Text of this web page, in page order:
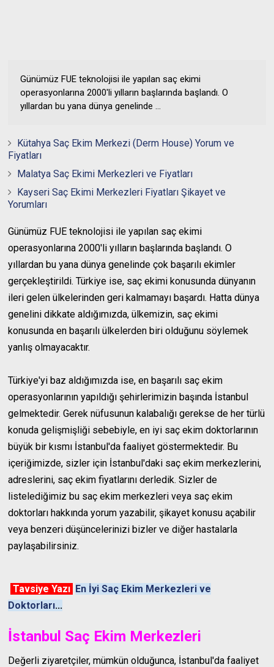
Günümüz FUE teknolojisi ile yapılan saç ekimi
operasyonlarına 2000'li yılların başlarında başlandı. O
yıllardan bu yana dünya genelinde ...
Kütahya Saç Ekim Merkezi (Derm House) Yorum ve
Fiyatları
Malatya Saç Ekimi Merkezleri ve Fiyatları
Kayseri Saç Ekimi Merkezleri Fiyatları Şikayet ve
Yorumları
Günümüz FUE teknolojisi ile yapılan saç ekimi
operasyonlarına 2000'li yılların başlarında başlandı. O
yıllardan bu yana dünya genelinde çok başarılı ekimler
gerçekleştirildi. Türkiye ise, saç ekimi konusunda dünyanın
ileri gelen ülkelerinden geri kalmamayı başardı. Hatta dünya
genelini dikkate aldığımızda, ülkemizin, saç ekimi
konusunda en başarılı ülkelerden biri olduğunu söylemek
yanlış olmayacaktır.
Türkiye'yi baz aldığımızda ise, en başarılı saç ekim
operasyonlarının yapıldığı şehirlerimizin başında İstanbul
gelmektedir. Gerek nüfusunun kalabalığı gerekse de her türlü
konuda gelişmişliği sebebiyle, en iyi saç ekim doktorlarının
büyük bir kısmı İstanbul'da faaliyet göstermektedir. Bu
içeriğimizde, sizler için İstanbul'daki saç ekim merkezlerini,
adreslerini, saç ekim fiyatlarını derledik. Sizler de
listelediğimiz bu saç ekim merkezleri veya saç ekim
doktorları hakkında yorum yazabilir, şikayet konusu açabilir
veya benzeri düşüncelerinizi bizler ve diğer hastalarla
paylaşabilirsiniz.
Tavsiye Yazı En İyi Saç Ekim Merkezleri ve
Doktorları...
İstanbul Saç Ekim Merkezleri
Değerli ziyaretçiler, mümkün olduğunca, İstanbul'da faaliyet